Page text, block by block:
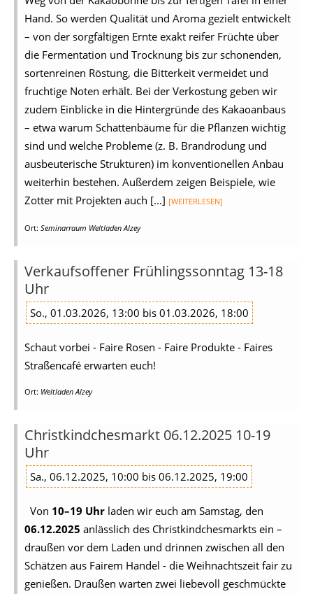
Hand. So werden Qualität und Aroma gezielt entwickelt
– von der sorgfältigen Ernte exakt reifer Früchte über
die Fermentation und Trocknung bis zur schonenden,
sortenreinen Röstung, die Bitterkeit vermeidet und
fruchtige Noten erhält. Bei der Verkostung geben wir
zudem Einblicke in die Hintergründe des Kakaoanbaus
– etwa warum Schattenbäume für die Pflanzen wichtig
sind und welche Probleme (z. B. Brandrodung und
ausbeuterische Strukturen) im konventionellen Anbau
weiterhin bestehen. Außerdem zeigen Beispiele, wie
Zotter mit Projekten auch [...] [WEITERLESEN]
Ort: Seminarraum Weltladen Alzey
Verkaufsoffener Frühlingssonntag 13-18
Uhr
So., 01.03.2026, 13:00 bis 01.03.2026, 18:00
Schaut vorbei - Faire Rosen - Faire Produkte - Faires
Straßencafé erwarten euch!
Ort: Weltladen Alzey
Christkindchesmarkt 06.12.2025 10-19
Uhr
Sa., 06.12.2025, 10:00 bis 06.12.2025, 19:00
Von 10–19 Uhr laden wir euch am Samstag, den
06.12.2025 anlässlich des Christkindchesmarkts ein –
draußen vor dem Laden und drinnen zwischen all den
Schätzen aus Fairem Handel - die Weihnachtszeit fair zu
genießen. Draußen warten zwei liebevoll geschmückte